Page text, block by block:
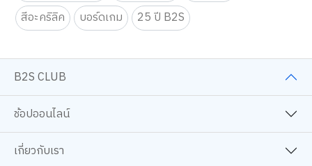
สีอะคริลิค
บอร์ดเกม 25 ปี B2S
B2S CLUB
ช้อปออนไลน์
เกี่ยวกับเรา